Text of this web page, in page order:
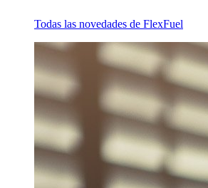
Todas las novedades de FlexFuel